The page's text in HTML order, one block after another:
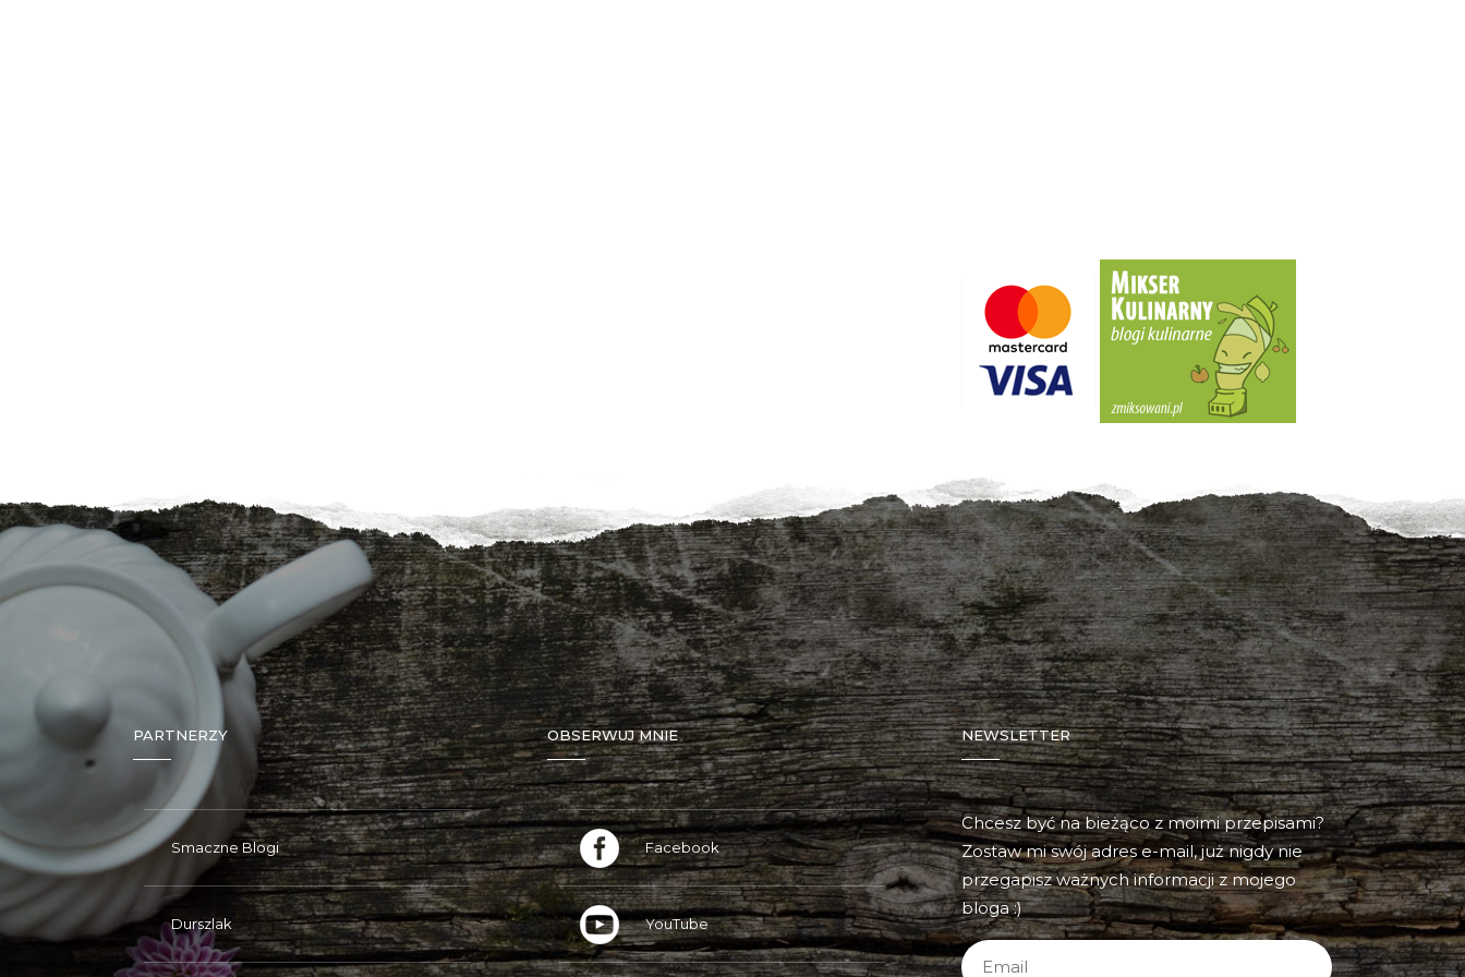
PARTNERZY
Smaczne Blogi
Durszlak
OBSERWUJ MNIE
Facebook
YouTube
NEWSLETTER
Chcesz być na bieżąco z moimi przepisami?
Zostaw mi swój adres e-mail, już nigdy nie
przegapisz ważnych informacji z mojego
bloga :)